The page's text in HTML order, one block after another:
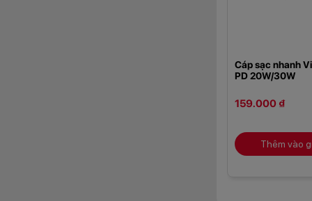
Cáp sạc nhanh
PD 20W/30W
159.000 ₫
Thêm vào